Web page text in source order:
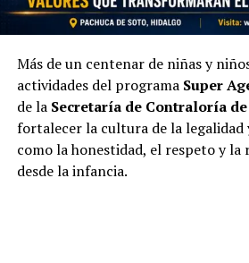
Más de un centenar de niñas y
actividades del programa Super
de la Secretaría de Contraloría
fortalecer la cultura de la
como la honestidad, el respeto y la
desde la infancia.